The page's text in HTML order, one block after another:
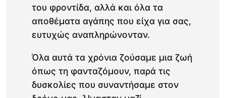
του φροντίδα, αλλά και όλα τα
αποθέματα αγάπης που είχα για σας,
ευτυχώς αναπληρώνονταν.
Όλα αυτά τα χρόνια ζούσαμε μια ζωή
όπως τη φανταζόμουν, παρά τις
δυσκολίες που συναντήσαμε στον